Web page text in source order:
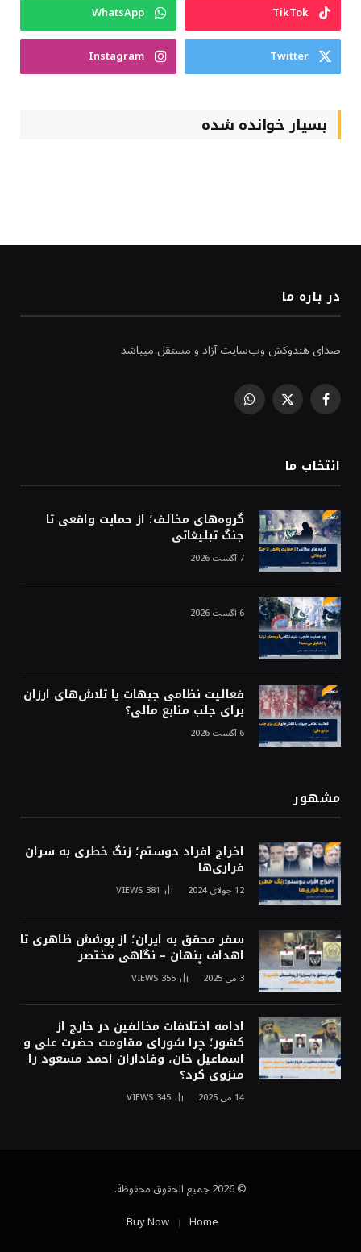
TikTok
WhatsApp
Twitter
Instagram
بسیار خوانده شده
در باره ما
صدای هندوکش وب‌سایت آزاد و مستقل میباشد
Facebook
X
WhatsApp
انتخاب ما
گروه‌های مخالف؛ از حمایت واقعی تا
جنگ تبلیغاتی
7 آگست 2026
6 آگست 2026
فعالیت نظامی جبهات یا تلاش‌های ارزان
برای جلب منابع مالی؟
6 آگست 2026
مشهور
اخراج افراد دوستم؛ زنگ خطری به سران
فراری‌ها
12 جولای 2024 381
VIEWS
سفر محقق به ایران؛ از پوشش ظاهری تا
اهداف پنهان – نگاهی مختصر
3 می 2025 355
VIEWS
ادامه اختلافات مخالفین در خارج از
کشور؛ چرا شورای مقاومت حضرت علی و
اسماعیل خان، وفاداران احمد مسعود را
منزوی کرد؟
14 می 2025 345
VIEWS
© 2026 جميع الحقوق محفوظة.
Home
Buy Now